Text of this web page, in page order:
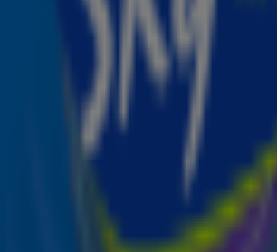
de hoogte van alle leuke winacties en
over je favoriete Sky-artiesten.
Aanmelden
Meld je aan voor onze wekelijkse
het laatste nieuws en aanbiedingen die
samenwerking met onze partners
op ieder moment afmelden. Zie voor
Online radio luisteren naar Sky Radio
Alle Sky zenders